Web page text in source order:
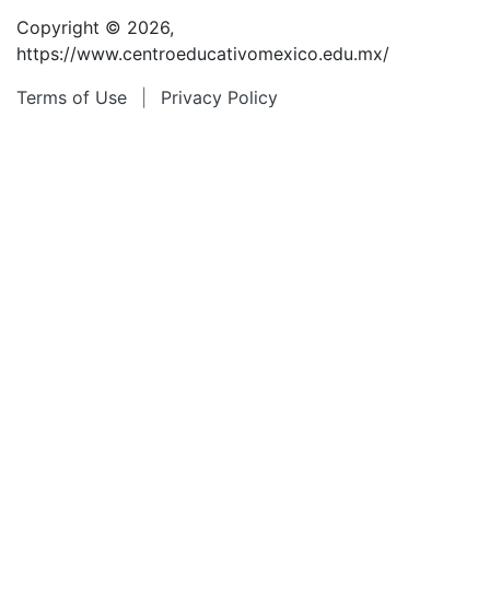
Copyright © 2026,
https://www.centroeducativomexico.edu.mx/
Terms of Use
Privacy Policy